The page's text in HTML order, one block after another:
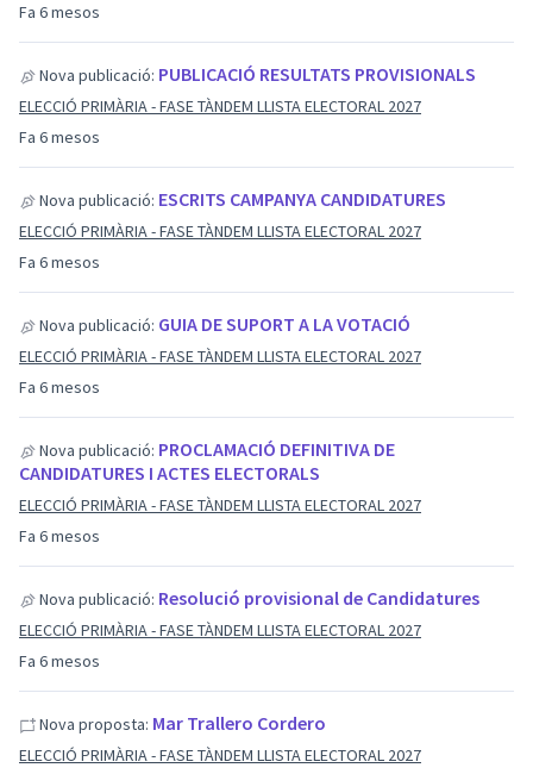
Fa 6 mesos
Fa 6 mesos
Nova publicació: PUBLICACIÓ RESULTATS PROVISIONALS
ELECCIÓ PRIMÀRIA - FASE TÀNDEM LLISTA ELECTORAL 2027
Fa 6 mesos
Nova publicació: ESCRITS CAMPANYA CANDIDATURES
ELECCIÓ PRIMÀRIA - FASE TÀNDEM LLISTA ELECTORAL 2027
Fa 6 mesos
Nova publicació: GUIA DE SUPORT A LA VOTACIÓ
ELECCIÓ PRIMÀRIA - FASE TÀNDEM LLISTA ELECTORAL 2027
Fa 6 mesos
Nova publicació: PROCLAMACIÓ DEFINITIVA DE
CANDIDATURES I ACTES ELECTORALS
ELECCIÓ PRIMÀRIA - FASE TÀNDEM LLISTA ELECTORAL 2027
Fa 6 mesos
Nova publicació: Resolució provisional de Candidatures
ELECCIÓ PRIMÀRIA - FASE TÀNDEM LLISTA ELECTORAL 2027
Nova proposta: Mar Trallero Cordero
ELECCIÓ PRIMÀRIA - FASE TÀNDEM LLISTA ELECTORAL 2027